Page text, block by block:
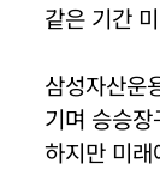
같은 기간
삼성자산운
기며 승승
하지만 미